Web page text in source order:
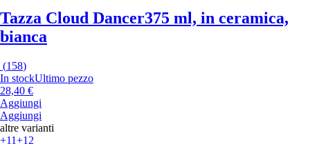
Tazza Cloud Dancer375 ml, in ceramica,
bianca
(158)
In stockUltimo pezzo
28,40 €
Aggiungi
Aggiungi
altre varianti
+11+12